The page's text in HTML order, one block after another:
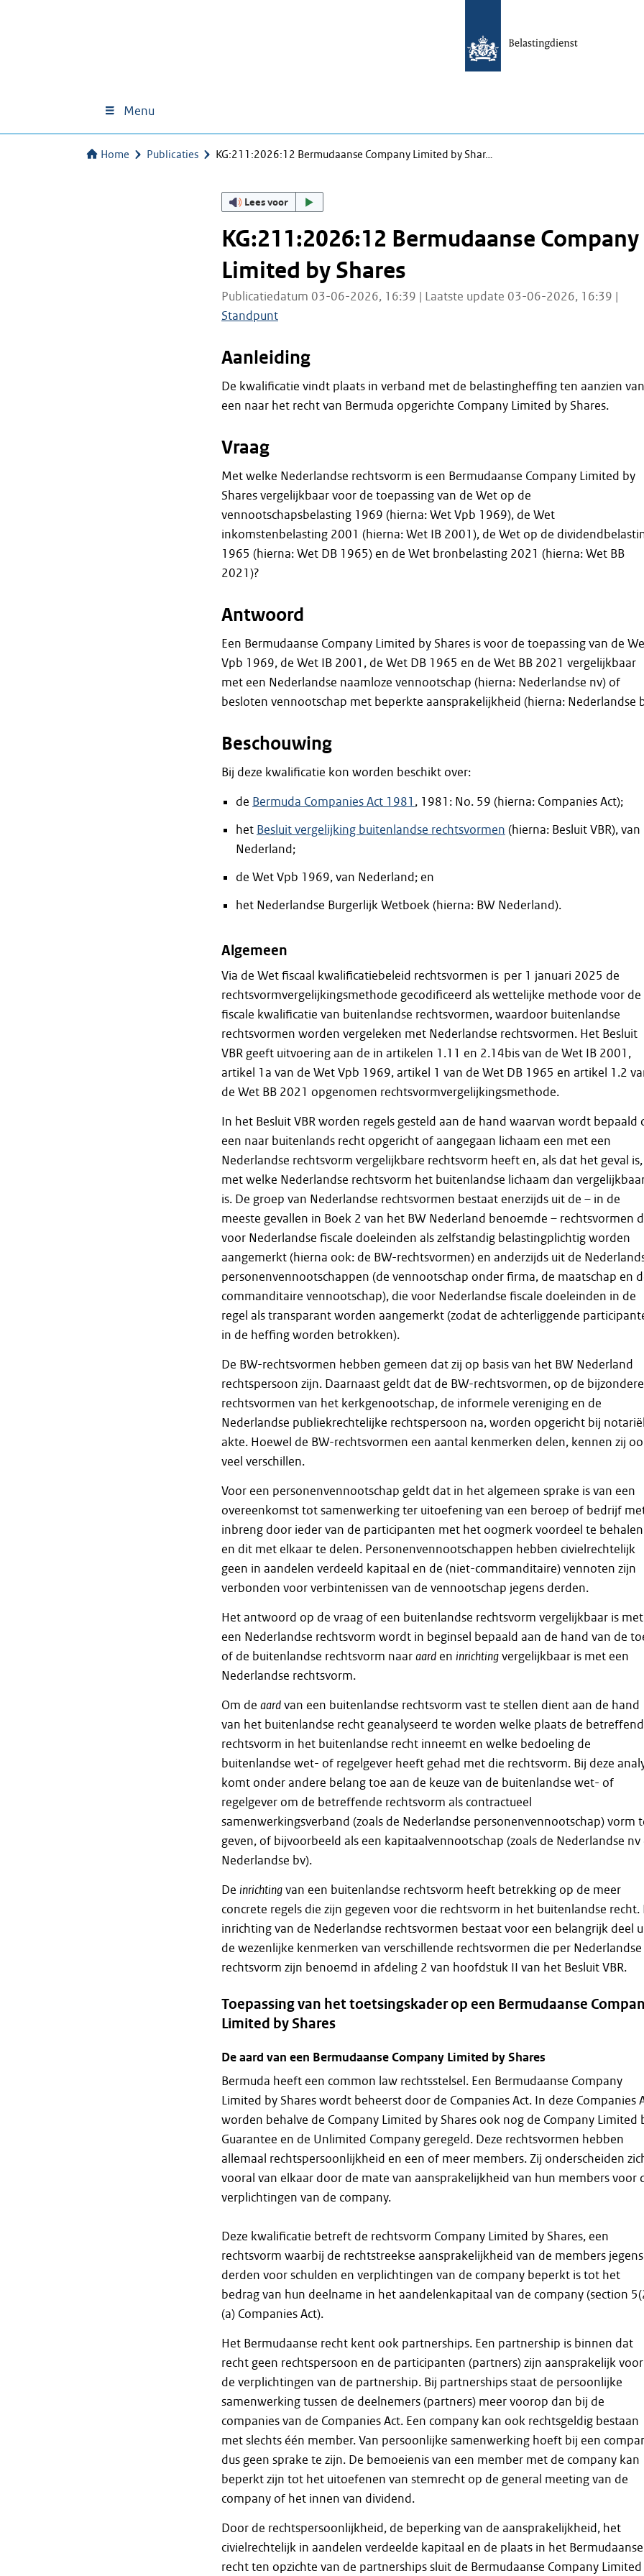
Menu
Home Publicaties KG:211:2026:12 Bermudaanse Company Limited by Shar…
Lees voor
KG:211:2026:12 Bermudaanse Company
Limited by Shares
Publicatiedatum 03-06-2026, 16:39 | Laatste update 03-06-2026, 16:39 |
Standpunt
Aanleiding
De kwalificatie vindt plaats in verband met de belastingheffing ten aanzien van
een naar het recht van Bermuda opgerichte Company Limited by Shares.
Vraag
Met welke Nederlandse rechtsvorm is een Bermudaanse Company Limited by
Shares vergelijkbaar voor de toepassing van de Wet op de
vennootschapsbelasting 1969 (hierna: Wet Vpb 1969), de Wet
inkomstenbelasting 2001 (hierna: Wet IB 2001), de Wet op de
1965 (hierna: Wet DB 1965) en de Wet bronbelasting 2021 (hierna: Wet BB
2021)?
Antwoord
Een Bermudaanse Company Limited by Shares is voor de toepassing van de
Vpb 1969, de Wet IB 2001, de Wet DB 1965 en de Wet BB 2021 vergelijkbaar
met een Nederlandse naamloze vennootschap (hierna: Nederlandse nv) of
besloten vennootschap met beperkte aansprakelijkheid (hierna: Nederlandse
Beschouwing
Bij deze kwalificatie kon worden beschikt over:
de Bermuda Companies Act 1981 , 1981: No. 59 (hierna: Companies Act);
het Besluit vergelijking buitenlandse rechtsvormen (hierna: Besluit VBR), van
Nederland;
de Wet Vpb 1969, van Nederland; en
het Nederlandse Burgerlijk Wetboek (hierna: BW Nederland).
Algemeen
Via de Wet fiscaal kwalificatiebeleid rechtsvormen is per 1 januari 2025 de
rechtsvormvergelijkingsmethode gecodificeerd als wettelijke methode voor de
fiscale kwalificatie van buitenlandse rechtsvormen, waardoor buitenlandse
rechtsvormen worden vergeleken met Nederlandse rechtsvormen. Het Besluit
VBR geeft uitvoering aan de in artikelen 1.11 en 2.14bis van de Wet IB 2001,
artikel 1a van de Wet Vpb 1969, artikel 1 van de Wet DB 1965 en artikel 1.2
de Wet BB 2021 opgenomen rechtsvormvergelijkingsmethode.
In het Besluit VBR worden regels gesteld aan de hand waarvan wordt bepaald
een naar buitenlands recht opgericht of aangegaan lichaam een met een
Nederlandse rechtsvorm vergelijkbare rechtsvorm heeft en, als dat het geval is,
met welke Nederlandse rechtsvorm het buitenlandse lichaam dan
is. De groep van Nederlandse rechtsvormen bestaat enerzijds uit de – in de
meeste gevallen in Boek 2 van het BW Nederland benoemde – rechtsvormen
voor Nederlandse fiscale doeleinden als zelfstandig belastingplichtig worden
aangemerkt (hierna ook: de BW-rechtsvormen) en anderzijds uit de
personenvennootschappen (de vennootschap onder firma, de maatschap en
commanditaire vennootschap), die voor Nederlandse fiscale doeleinden in de
regel als transparant worden aangemerkt (zodat de achterliggende
in de heffing worden betrokken).
De BW-rechtsvormen hebben gemeen dat zij op basis van het BW Nederland
rechtspersoon zijn. Daarnaast geldt dat de BW-rechtsvormen, op de bijzondere
rechtsvormen van het kerkgenootschap, de informele vereniging en de
Nederlandse publiekrechtelijke rechtspersoon na, worden opgericht bij
akte. Hoewel de BW-rechtsvormen een aantal kenmerken delen, kennen zij
veel verschillen.
Voor een personenvennootschap geldt dat in het algemeen sprake is van een
overeenkomst tot samenwerking ter uitoefening van een beroep of bedrijf
inbreng door ieder van de participanten met het oogmerk voordeel te behalen
en dit met elkaar te delen. Personenvennootschappen hebben civielrechtelijk
geen in aandelen verdeeld kapitaal en de (niet-commanditaire) vennoten zijn
verbonden voor verbintenissen van de vennootschap jegens derden.
Het antwoord op de vraag of een buitenlandse rechtsvorm vergelijkbaar is met
een Nederlandse rechtsvorm wordt in beginsel bepaald aan de hand van de
of de buitenlandse rechtsvorm naaraarden inrichtingvergelijkbaar is met een
Nederlandse rechtsvorm.
Om de aardvan een buitenlandse rechtsvorm vast te stellen dient aan de hand
van het buitenlandse recht geanalyseerd te worden welke plaats de
rechtsvorm in het buitenlandse recht inneemt en welke bedoeling de
buitenlandse wet- of regelgever heeft gehad met die rechtsvorm. Bij deze
komt onder andere belang toe aan de keuze van de buitenlandse wet- of
regelgever om de betreffende rechtsvorm als contractueel
samenwerkingsverband (zoals de Nederlandse personenvennootschap) vorm
geven, of bijvoorbeeld als een kapitaalvennootschap (zoals de Nederlandse nv
Nederlandse bv).
De inrichtingvan een buitenlandse rechtsvorm heeft betrekking op de meer
concrete regels die zijn gegeven voor die rechtsvorm in het buitenlandse recht.
inrichting van de Nederlandse rechtsvormen bestaat voor een belangrijk deel
de wezenlijke kenmerken van verschillende rechtsvormen die per Nederlandse
rechtsvorm zijn benoemd in afdeling 2 van hoofdstuk II van het Besluit VBR.
Toepassing van het toetsingskader op een Bermudaanse
Limited by Shares
De aard van een Bermudaanse Company Limited by Shares
Bermuda heeft een common law rechtsstelsel. Een Bermudaanse Company
Limited by Shares wordt beheerst door de Companies Act. In deze Companies
worden behalve de Company Limited by Shares ook nog de Company Limited
Guarantee en de Unlimited Company geregeld. Deze rechtsvormen hebben
allemaal rechtspersoonlijkheid en een of meer members. Zij onderscheiden
vooral van elkaar door de mate van aansprakelijkheid van hun members voor
verplichtingen van de company.
Deze kwalificatie betreft de rechtsvorm Company Limited by Shares, een
rechtsvorm waarbij de rechtstreekse aansprakelijkheid van de members jegens
derden voor schulden en verplichtingen van de company beperkt is tot het
bedrag van hun deelname in het aandelenkapitaal van de company (section
(a) Companies Act).
Het Bermudaanse recht kent ook partnerships. Een partnership is binnen dat
recht geen rechtspersoon en de participanten (partners) zijn aansprakelijk voor
de verplichtingen van de partnership. Bij partnerships staat de persoonlijke
samenwerking tussen de deelnemers (partners) meer voorop dan bij de
companies van de Companies Act. Een company kan ook rechtsgeldig bestaan
met slechts één member. Van persoonlijke samenwerking hoeft bij een
dus geen sprake te zijn. De bemoeienis van een member met de company kan
beperkt zijn tot het uitoefenen van stemrecht op de general meeting van de
company of het innen van dividend.
Door de rechtspersoonlijkheid, de beperking van de aansprakelijkheid, het
civielrechtelijk in aandelen verdeelde kapitaal en de plaats in het Bermudaanse
recht ten opzichte van de partnerships sluit de Bermudaanse Company